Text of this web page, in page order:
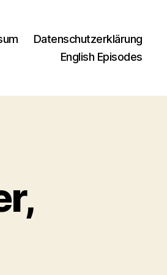
Datenschutzerklärung
English Episodes